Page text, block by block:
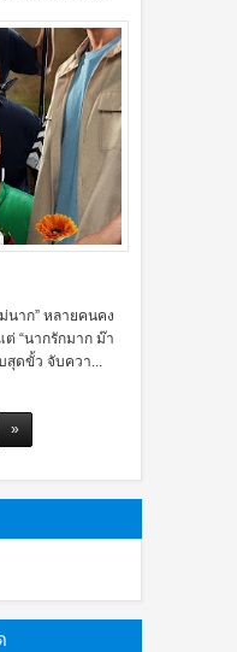
นาก” หลายคนคง
“นากรักมาก ม๊า
สุดขั้ว จับควา...
»